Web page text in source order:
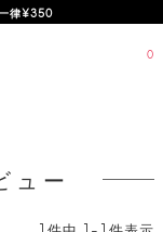
律¥350
0
ュー